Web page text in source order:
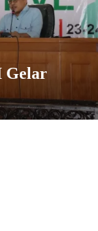
Gelar